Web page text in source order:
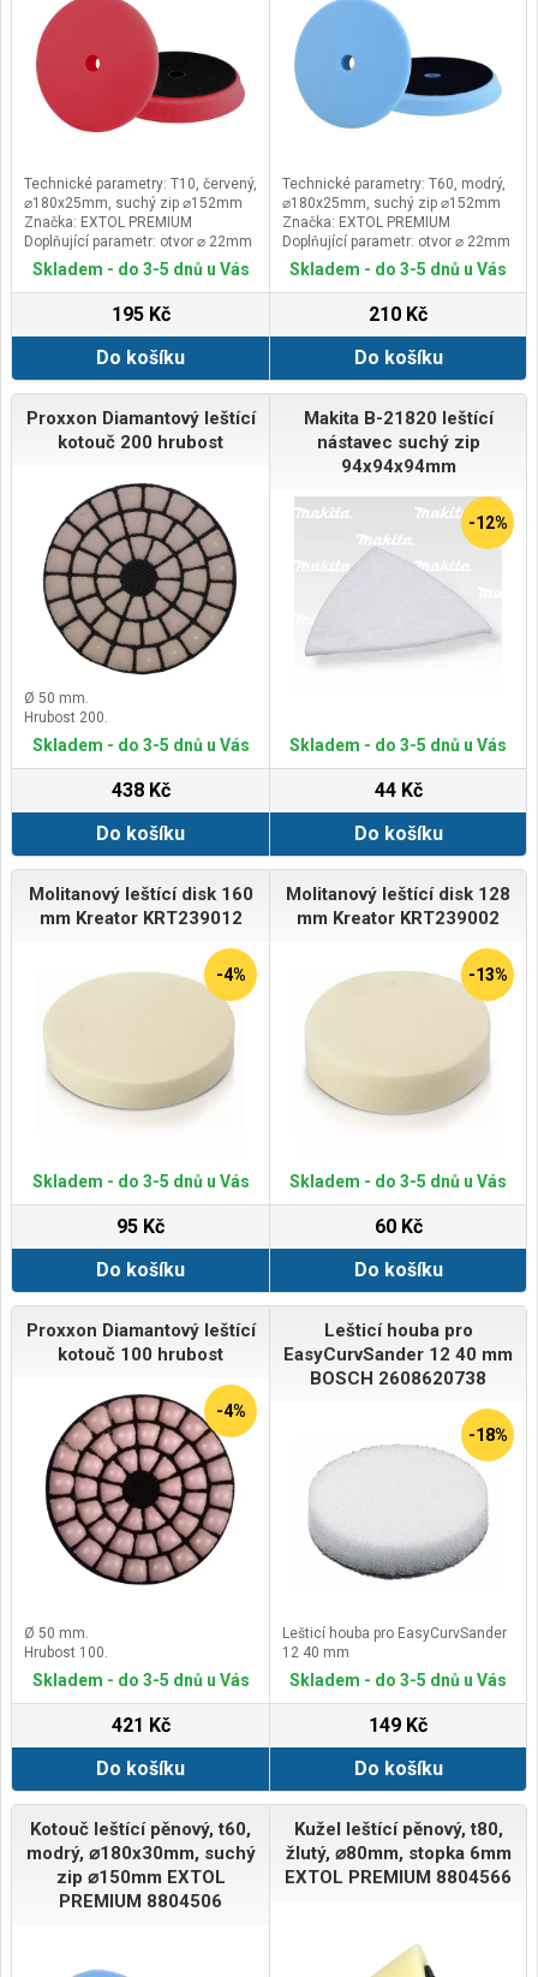
Technické parametry: T10, červený,
⌀180x25mm, suchý zip ⌀152mm
Značka: EXTOL PREMIUM
Doplňující parametr: otvor ⌀ 22mm
Skladem - do 3-5 dnů u Vás
195 Kč
Do košíku
Technické parametry: T60, modrý,
⌀180x25mm, suchý zip ⌀152mm
Značka: EXTOL PREMIUM
Doplňující parametr: otvor ⌀ 22mm
Skladem - do 3-5 dnů u Vás
210 Kč
Do košíku
Proxxon Diamantový leštící
kotouč 200 hrubost
Ø 50 mm.
Hrubost 200.
Skladem - do 3-5 dnů u Vás
438 Kč
Do košíku
Makita B-21820 leštící
nástavec suchý zip
94x94x94mm
-12%
Skladem - do 3-5 dnů u Vás
44 Kč
Do košíku
Molitanový leštící disk 160
mm Kreator KRT239012
-4%
Skladem - do 3-5 dnů u Vás
95 Kč
Do košíku
Molitanový leštící disk 128
mm Kreator KRT239002
-13%
Skladem - do 3-5 dnů u Vás
60 Kč
Do košíku
Proxxon Diamantový leštící
kotouč 100 hrubost
-4%
Ø 50 mm.
Hrubost 100.
Skladem - do 3-5 dnů u Vás
421 Kč
Do košíku
Lešticí houba pro
EasyCurvSander 12 40 mm
BOSCH 2608620738
-18%
Lešticí houba pro EasyCurvSander
12 40 mm
Skladem - do 3-5 dnů u Vás
149 Kč
Do košíku
Kotouč leštící pěnový, t60,
modrý, ⌀180x30mm, suchý
zip ⌀150mm EXTOL
PREMIUM 8804506
Kužel leštící pěnový, t80,
žlutý, ⌀80mm, stopka 6mm
EXTOL PREMIUM 8804566